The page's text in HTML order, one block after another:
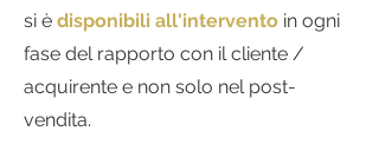
si è disponibili all'intervento in ogni
fase del rapporto con il cliente /
acquirente e non solo nel post-
vendita.